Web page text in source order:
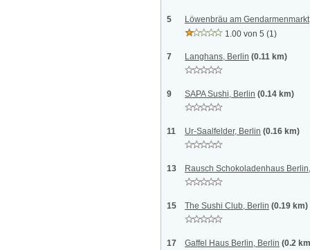
5
Löwenbräu am
1.00 von 5 (1)
7 Langhans, Berlin (0.11 km)
9 SAPA Sushi, Berlin (0.14 km)
11 Ur-Saalfelder, Berlin (0.16 km)
13 Rausch Schokoladenhaus
15 The Sushi Club, Berlin (0.19 km)
17 Gaffel Haus Berlin, Berlin (0.2